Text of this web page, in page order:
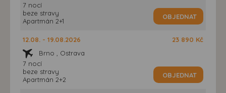
7 nocí
beze stravy
Apartmán 2+1
OBJEDNAT
12.08. - 19.08.2026
Brno , Ostrava
7 nocí
beze stravy
Apartmán 2+2
23 890 Kč
OBJEDNAT